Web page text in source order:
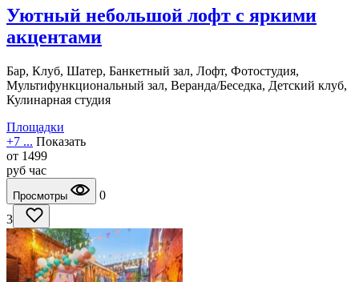
Уютный небольшой лофт с яркими
акцентами
Бар, Клуб, Шатер, Банкетный зал, Лофт, Фотостудия,
Мультифункциональный зал, Веранда/Беседка, Детский клуб,
Кулинарная студия
Площадки
+7 ... Показать
от 1499
руб час
Просмотры
0
3